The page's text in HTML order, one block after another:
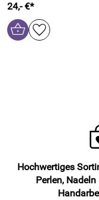
24,- €*
Hochwertiges
Perlen,